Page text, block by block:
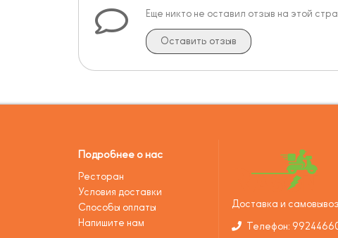
Еще никто не оставил отзыв на этой
Оставить отзыв
Подробнее о нас
Ресторан
Условия доставки
Способы оплаты
Напишите нам
Доставка и
Телефон: